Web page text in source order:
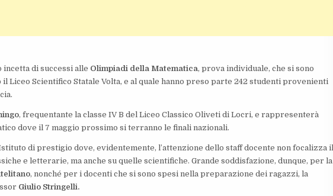
incetta di successi alle Olimpiadi della Matematica, prova individuale, che si sono
Liceo Scientifico Statale Volta, e al quale hanno preso parte 242 studenti provenienti
, frequentante la classe IV B del Liceo Classico Oliveti di Locri, e rappresenterà
dove il 7 maggio prossimo si terranno le finali nazionali.
di prestigio dove, evidentemente, l’attenzione dello staff docente non focalizza il
e letterarie, ma anche su quelle scientifiche. Grande soddisfazione, dunque, per la
, nonché per i docenti che si sono spesi nella preparazione dei ragazzi, la
Giulio Stringelli.